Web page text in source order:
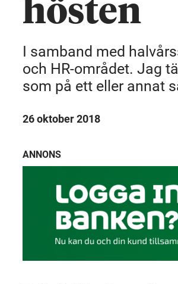
hösten
I samband med
och HR-området. Jag
som på ett eller annat
26 oktober 2018
ANNONS